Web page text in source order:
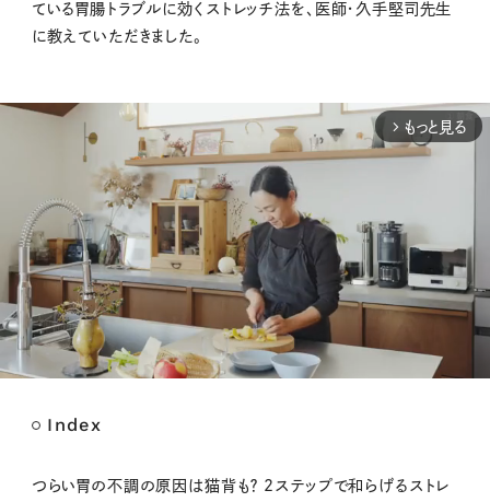
ている胃腸トラブルに効くストレッチ法を、医師・久手堅司先生
に教えていただきました。
arrow_forward_ios もっと見る
t
Index
つらい胃の不調の原因は猫背も？ 2ステップで和らげるストレ